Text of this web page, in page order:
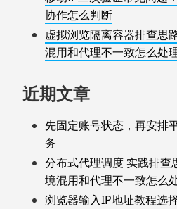
协作怎么判断
虚拟浏览隔离容器排查思
混用和代理不一致怎么处
近期文章
先固定账号状态，再安排
务
分布式代理调度 实践排查
境混用和代理不一致怎么
浏览器输入IP地址教程选